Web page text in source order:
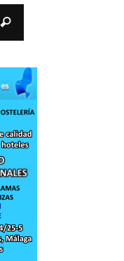
Buscar